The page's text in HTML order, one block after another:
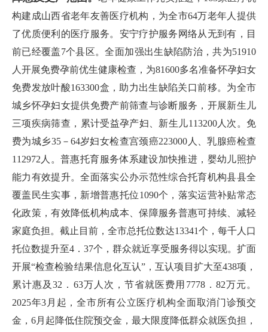
构建成山西省老年友善医疗机构，为全市64万老年人提供
了优质便利的医疗服务。安宁疗护服务网络从无到有，目
前已经覆盖7个县区。全面加强出生缺陷防治，共为51910
人开展免费孕前优生健康检查，为81600多名准备怀孕妇女
免费发放叶酸163300盒，助力出生缺陷关口前移。为全市
城乡怀孕妇女提供免费产前筛查与诊断服务，开展新生儿
三项疾病筛查，累计受益孕产妇、新生儿113200人次。免
费为城乡35－64岁妇女检查宫颈癌223000人、乳腺癌检查
112972人。普惠托育服务体系建设加快推进，婴幼儿照护
能力有效提升。全面落实公办示范性综合托育机构县县全
覆盖民生实事，新增普惠托位1090个，落实运营补贴常态
化政策，有效降低机构成本、保障服务普惠可持续、减轻
家庭负担。截止目前，全市总托位数达13341个，每千人口
托位数提升至4．37个，群众就近享受服务得以实现。扩面
开展“检查检验结果信息化互认”，互认项目扩大至438项，
累计惠及32．63万人次，节省就医费用7778．82万元。
2025年3月起，全市所有公立医疗机构全面取消门诊预交
金，6月起降低住院预交金，最大限度降低群众就医负担，